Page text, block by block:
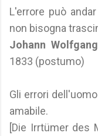
L'errore può
non bisogna
Johann
1833 (postumo)
Gli errori
amabile.
[Die Irrtümer des